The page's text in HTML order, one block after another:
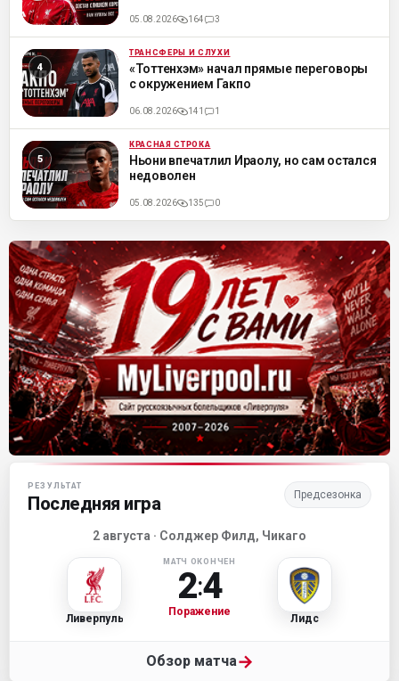
05.08.2026 164 3
ML ТРАНСФЕРЫ И СЛУХИ
«Тоттенхэм» начал прямые переговоры
с окружением Гакпо
06.08.2026 141 1
ML КРАСНАЯ СТРОКА
Ньони впечатлил Ираолу, но сам остался
недоволен
05.08.2026 135 0
Матч-центр «Ливерпуля»
РЕЗУЛЬТАТ
Последняя игра Предсезонка
2 августа · Солджер Филд, Чикаго
Ливерпуль
МАТЧ ОКОНЧЕН
2:4
Поражение
Лидс
Обзор матча→